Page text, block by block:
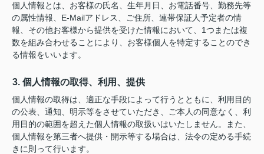
個人情報とは、お客様の氏名、生年月日、お電話番号、勤務先等
の属性情報、E-Mailアドレス、ご住所、連帯保証人予定者の情
報、その他お客様から提供を受けた情報において、1つまたは複
数を組み合わせることにより、お客様個人を特定することのでき
る情報をいいます。
3. 個人情報の取得、利用、提供
個人情報の取得は、適正な手段によって行うとともに、利用目的
の公表、通知、明示等をさせていただき、ご本人の同意なく、利
用目的の範囲を超えた個人情報の取扱いはいたしません。また、
個人情報を第三者へ提供・開示等する場合は、法令の定める手続
きに則って行います。